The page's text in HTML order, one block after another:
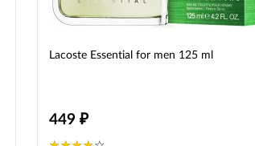
Lacoste Essential for men 125 ml
449